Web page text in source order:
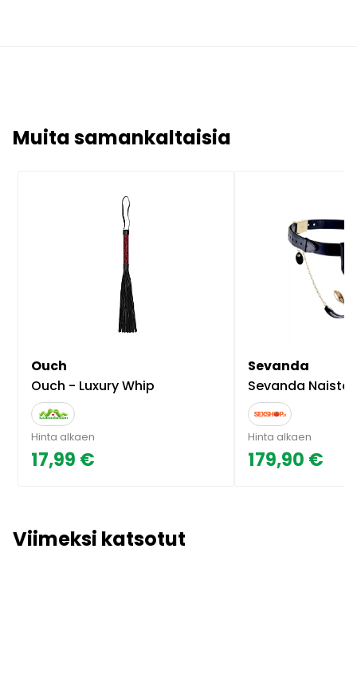
Muita samankaltaisia
Ouch
Ouch - Luxury Whip
Hinta alkaen
17,99 €
Sevanda
Sevanda Naisten
Hinta alkaen
179,90 €
Viimeksi katsotut